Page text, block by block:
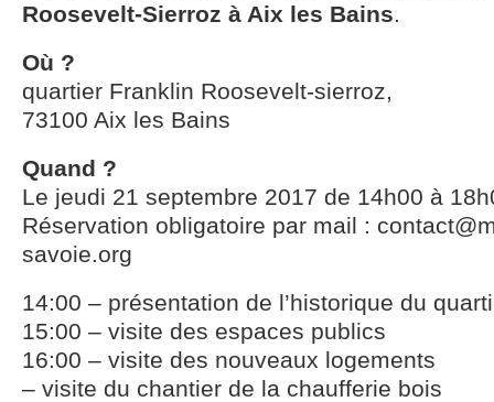
Roosevelt-Sierroz à Aix les Bains.
Où ?
quartier Franklin Roosevelt-sierroz,
73100 Aix les Bains
Quand ?
Le jeudi 21 septembre 2017 de 14h00 à
Réservation obligatoire par mail :
savoie.org
14:00 – présentation de l’historique du
15:00 – visite des espaces publics
16:00 – visite des nouveaux logements
– visite du chantier de la chaufferie bois